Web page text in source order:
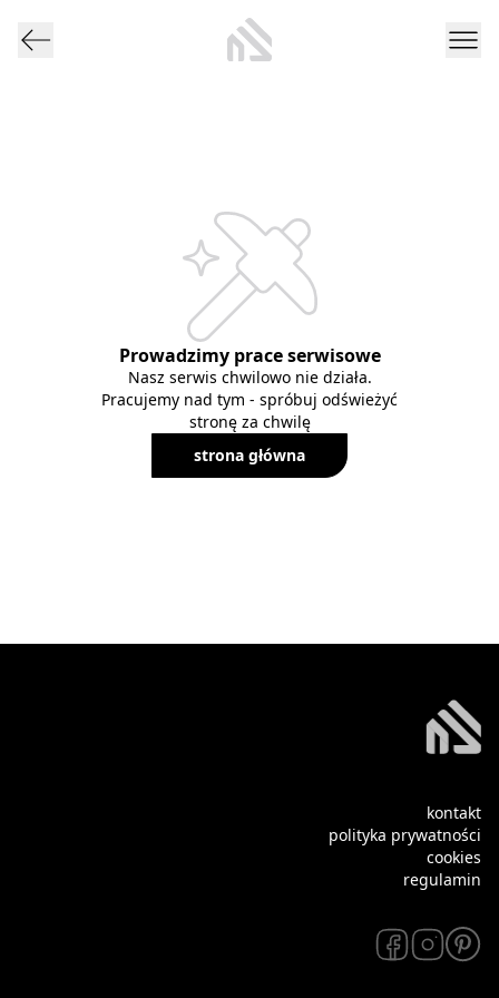
Prowadzimy prace serwisowe
Nasz serwis chwilowo nie działa.
Pracujemy nad tym - spróbuj odświeżyć
stronę za chwilę
strona główna
kontakt
polityka prywatności
cookies
regulamin